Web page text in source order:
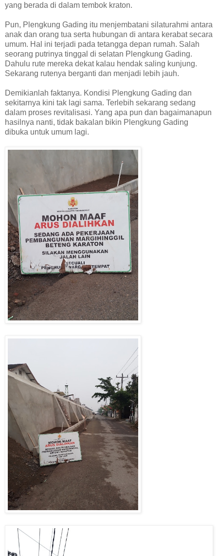
yang berada di dalam tembok kraton.
Pun, Plengkung Gading itu menjembatani silaturahmi antara
anak dan orang tua serta hubungan di antara kerabat secara
umum. Hal ini terjadi pada tetangga depan rumah. Salah
seorang putrinya tinggal di selatan Plengkung Gading.
Dahulu rute mereka dekat kalau hendak saling kunjung.
Sekarang rutenya berganti dan menjadi lebih jauh.
Demikianlah faktanya. Kondisi Plengkung Gading dan
sekitarnya kini tak lagi sama. Terlebih sekarang sedang
dalam proses revitalisasi. Yang apa pun dan bagaimanapun
hasilnya nanti, tidak bakalan bikin Plengkung Gading
dibuka untuk umum lagi.